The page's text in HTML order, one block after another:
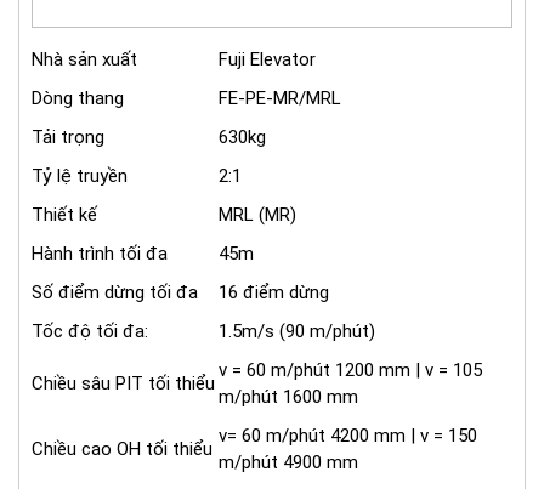
Nhà sản xuất
Fuji Elevator
Dòng thang
FE-PE-MR/MRL
Tải trọng
630kg
Tỷ lệ truyền
2:1
Thiết kế
MRL (MR)
Hành trình tối đa
45m
Số điểm dừng tối đa
16 điểm dừng
Tốc độ tối đa:
1.5m/s (90 m/phút)
Chiều sâu PIT tối thiểu
v = 60 m/phút 1200 mm | v = 105
m/phút 1600 mm
Chiều cao OH tối thiểu
v= 60 m/phút 4200 mm | v = 150
m/phút 4900 mm